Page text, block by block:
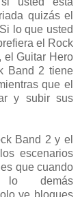
quizás el
lo que usted
el Rock
el Guitar Hero
Band 2 tiene
que el
y subir sus
Band 2 y el
escenarios
que cuando
demás
ve bloques